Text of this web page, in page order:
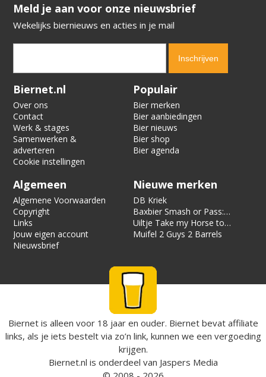
​​​​​​​Meld je aan voor onze nieuwsbrief
Wekelijks biernieuws en acties in je mail
Verification code:
Biernet.nl
Over ons
Contact
Werk & stages
Samenwerken &
adverteren
Cookie instellingen
Populair
Bier merken
Bier aanbiedingen
Bier nieuws
Bier shop
Bier agenda
Algemeen
Algemene Voorwaarden
Copyright
Links
Jouw eigen account
Nieuwsbrief
Nieuwe merken
DB Kriek
Baxbier Smash or Pass:
Strata
Uiltje Take my Horse to
the Hotel Room
Muifel 2 Guys 2 Barrels
Biernet is alleen voor 18 jaar en ouder. Biernet bevat affiliate
links, als je iets bestelt via zo’n link, kunnen we een vergoeding
krijgen.
Biernet.nl is onderdeel van Jaspers Media